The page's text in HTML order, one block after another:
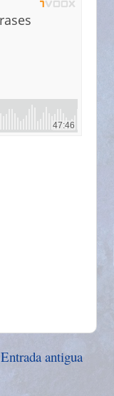
Entrada antigua